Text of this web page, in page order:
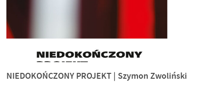
NIEDOKOŃCZONY PROJEKT | Szymon Zwoliński